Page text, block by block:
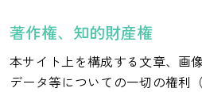
著作権、知的財産権
本サイト上を構成する文章、画
データ等についての一切の権利